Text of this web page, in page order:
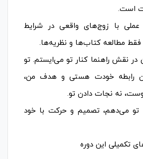
است.
با زوج‌های واقعی در شرایط
فقط مطالعه کتاب‌ها و نظریه‌ها.
در نقش راهنما کنار تو می‌ایستم. تو
رابطه خودت هستی و هدف من،
نه نجات دادن تو.
تو می‌دهم، تصمیم و حرکت با خود
تکمیلی این دوره